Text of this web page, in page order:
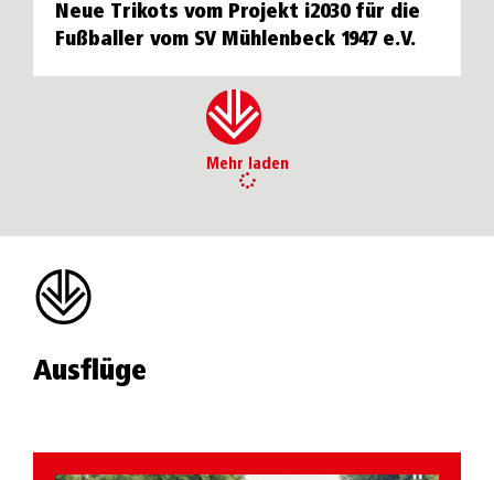
Neue Trikots vom Projekt i2030 für die
Fußballer vom SV Mühlenbeck 1947 e.V.
Mehr laden
Ausflüge